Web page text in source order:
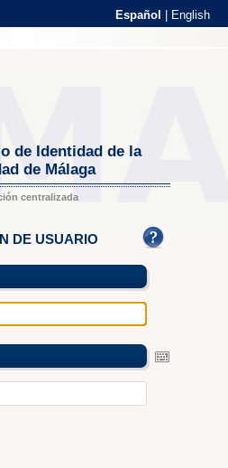
Español English
de Identidad de la
de Málaga
centralizada
DE USUARIO